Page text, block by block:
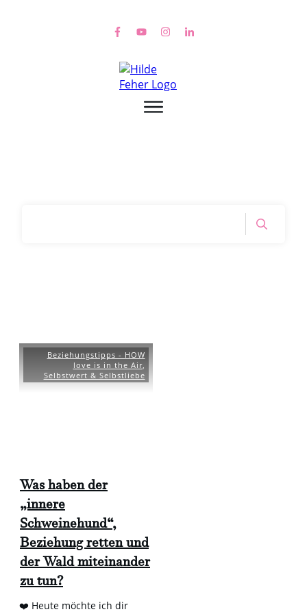
Beziehungstipps - HOW
love is in the Air,
Selbstwert & Selbstliebe
Was haben der
„innere
Schweinehund“,
Beziehung retten und
der Wald miteinander
zu tun?
❤️ Heute möchte ich dir